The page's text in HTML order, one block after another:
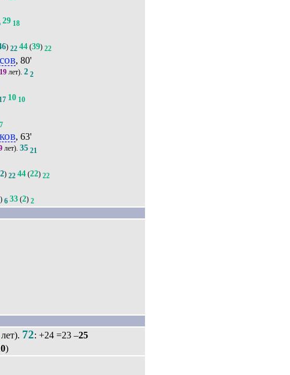
29 18
) 22 44 (39) 22
, 80'
лет). 2 2
17 10 10
7
, 63'
лет). 35 21
) 22 44 (22) 22
) 6 33 (2) 2
лет). 72: +24 =23 –25
)